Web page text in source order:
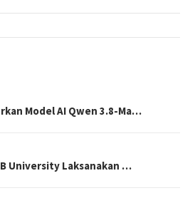
Model AI Qwen 3.8-Ma…
University Laksanakan …